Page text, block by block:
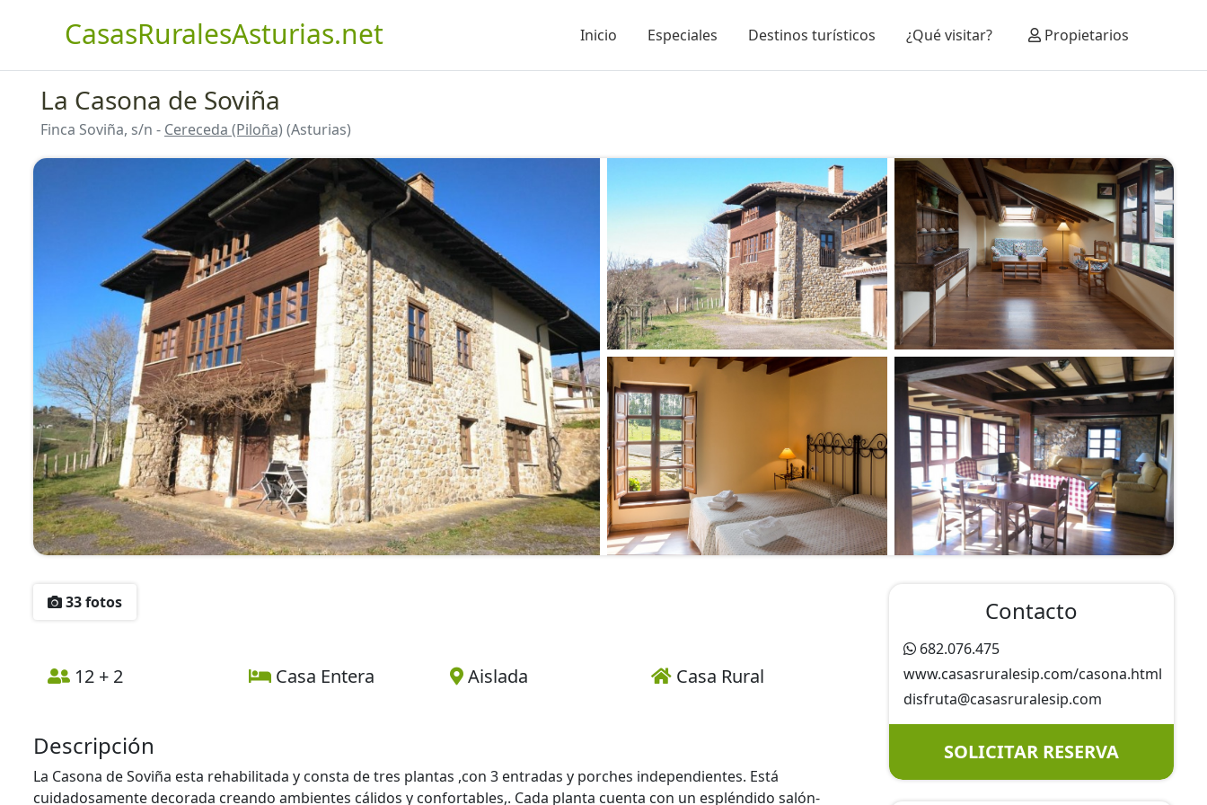
CasasRuralesAsturias.net Inicio Especiales Destinos turísticos ¿Qué visitar? Propietarios
La Casona de Soviña
Finca Soviña, s/n - Cereceda (Piloña) (Asturias)
33 fotos
12 + 2 Casa Entera Aislada Casa Rural
Descripción
La Casona de Soviña esta rehabilitada y consta de tres plantas ,con 3 entradas y porches independientes. Está
cuidadosamente decorada creando ambientes cálidos y confortables,. Cada planta cuenta con un espléndido salón-
Contacto
682.076.475
www.casasruralesip.com/casona.html
disfruta@casasruralesip.com
SOLICITAR RESERVA